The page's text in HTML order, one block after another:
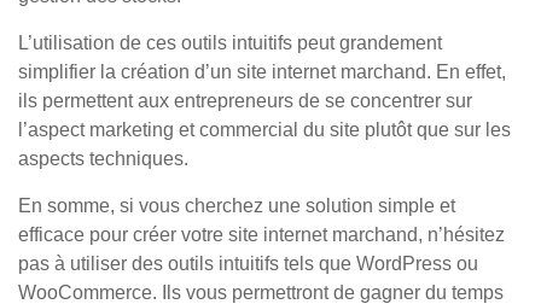
L’utilisation de ces outils intuitifs peut grandement
simplifier la création d’un site internet marchand. En effet,
ils permettent aux entrepreneurs de se concentrer sur
l’aspect marketing et commercial du site plutôt que sur les
aspects techniques.
En somme, si vous cherchez une solution simple et
efficace pour créer votre site internet marchand, n’hésitez
pas à utiliser des outils intuitifs tels que WordPress ou
WooCommerce. Ils vous permettront de gagner du temps